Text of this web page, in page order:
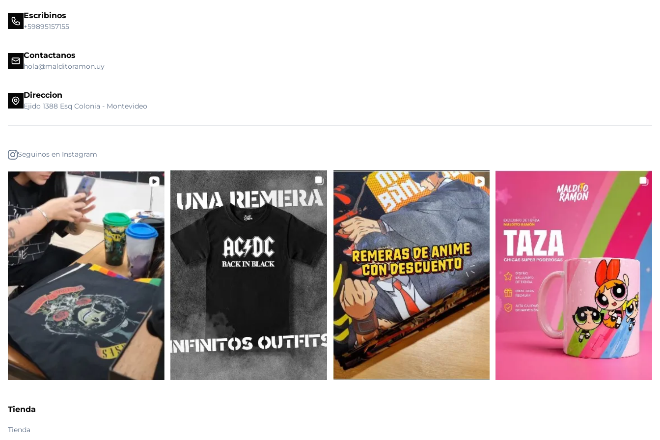
Escribinos
+59895157155
Contactanos
hola@malditoramon.uy
Direccion
Ejido 1388 Esq Colonia - Montevideo
Seguinos en Instagram
Tienda
Tienda